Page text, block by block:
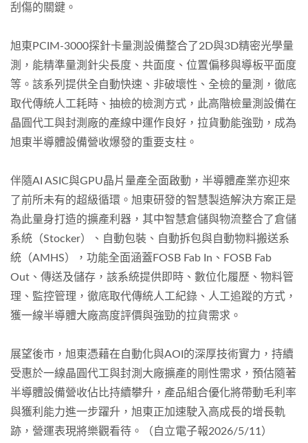
刮傷的關鍵。
旭東PCIM-3000探針卡量測設備整合了2D與3D精密光學量
測，能精準量測針尖長度、共面度、位置偏移與導板平面度
等。該系列提供全自動快速、非破壞性、全檢的量測，徹底
取代傳統人工耗時、抽檢的檢測方式，此高階檢量測設備在
晶圓代工與封測廠的產線中運作良好，拉貨動能強勁，成為
旭東半導體設備營收爆發的重要支柱。
伴隨AI ASIC與GPU晶片量產全面啟動，半導體產業亦迎來
了前所未有的超級循環。旭東研發的智慧製造解決方案正是
為此量身打造的擴產利器，其中智慧倉儲與物流整合了倉儲
系統（Stocker）、自動包裝、自動拆包與自動物料搬送系
統（AMHS），功能全面涵蓋FOSB Fab In、FOSB Fab
Out、傳送及儲存，該系統提供即時、數位化履歷、物料管
理、監控管理，徹底取代傳統人工紀錄、人工追蹤的方式，
獲一線半導體大廠高度評價與強勁的拉貨需求。
展望後市，旭東憑藉在自動化與AOI的深厚技術實力，持續
受惠於一線晶圓代工與封測大廠擴產的剛性需求，預估隨著
半導體設備營收佔比持續攀升，產品組合優化將帶動毛利率
與獲利能力進一步躍升，旭東正加速駛入高成長的增長軌
跡，營運表現將樂觀看待。（自立電子報2026/5/11）